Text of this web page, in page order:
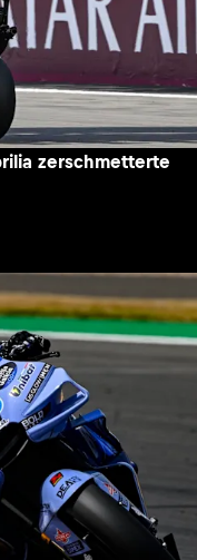
zerschmetterte